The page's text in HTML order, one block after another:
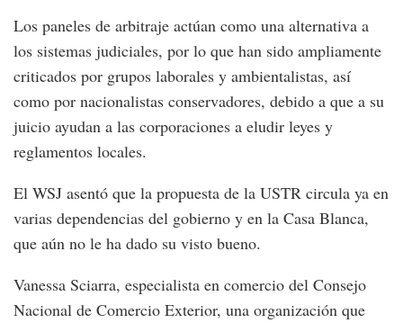
Los paneles de arbitraje actúan como una alternativa a
los sistemas judiciales, por lo que han sido ampliamente
criticados por grupos laborales y ambientalistas, así
como por nacionalistas conservadores, debido a que a su
juicio ayudan a las corporaciones a eludir leyes y
reglamentos locales.
El WSJ asentó que la propuesta de la USTR circula ya en
varias dependencias del gobierno y en la Casa Blanca,
que aún no le ha dado su visto bueno.
Vanessa Sciarra, especialista en comercio del Consejo
Nacional de Comercio Exterior, una organización que